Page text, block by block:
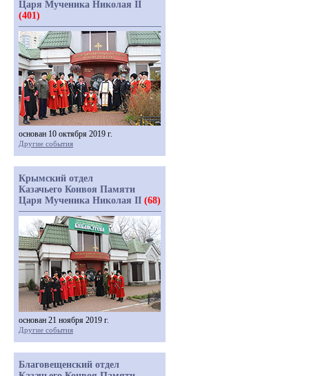
Царя Мученика Николая II
(401)
основан 10 октября 2019 г.
Другие события
Крымский отдел
Казачьего Конвоя Памяти
Царя Мученика Николая II (68)
основан 21 ноября 2019 г.
Другие события
Благовещенский отдел